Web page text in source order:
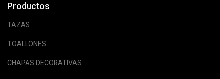
Productos
TAZAS
TOALLONES
CHAPAS DECORATIVAS